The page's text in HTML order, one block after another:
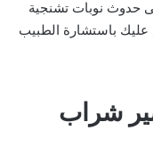
حدوث نوبات تشنجية
باستشارة الطبيب
شراب